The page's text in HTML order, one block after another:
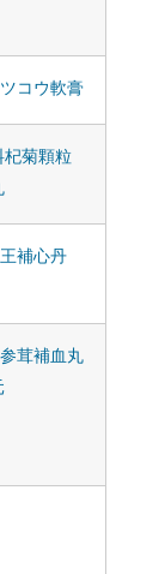
コウ軟膏
杞菊顆粒
補心丹
参茸補血丸